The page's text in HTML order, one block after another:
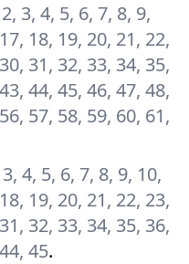
3, 4, 5, 6, 7, 8, 9,
18, 19, 20, 21, 22,
31, 32, 33, 34, 35,
44, 45, 46, 47, 48,
57, 58, 59, 60, 61,
4, 5, 6, 7, 8, 9, 10,
19, 20, 21, 22, 23,
32, 33, 34, 35, 36,
45.